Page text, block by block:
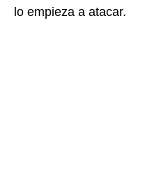
lo empieza a atacar.